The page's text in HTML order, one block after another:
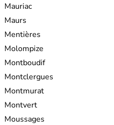
Mauriac
Maurs
Mentières
Molompize
Montboudif
Montclergues
Montmurat
Montvert
Moussages